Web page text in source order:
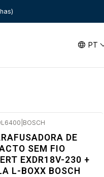
PT
BOSCH PRODEALS
BOSCH
DE
SEM FIO
EXDR18V-230 +
L-BOXX BOSCH